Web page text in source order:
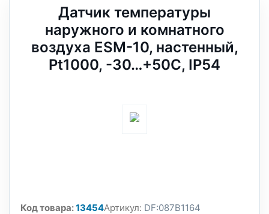
Датчик температуры
наружного и комнатного
воздуха ESM-10, настенный,
Pt1000, -30…+50С, IP54
Код товара:13454Артикул: DF:087B1164